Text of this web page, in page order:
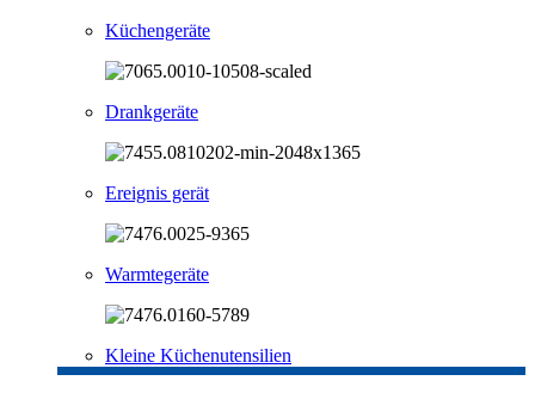
Küchengeräte
Drankgeräte
Ereignis gerät
Warmtegeräte
Kleine Küchenutensilien